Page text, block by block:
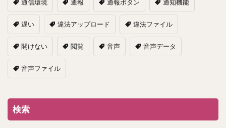
通信環境 通報 通報ボタン 通知機能
遅い 違法アップロード 違法ファイル
開けない 閲覧 音声 音声データ
音声ファイル
検索